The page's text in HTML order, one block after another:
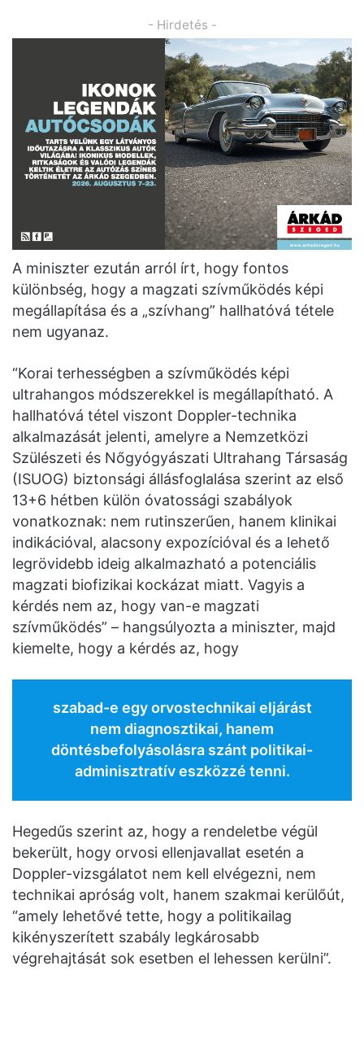
- Hirdetés -
A miniszter ezután arról írt, hogy fontos
különbség, hogy a magzati szívműködés képi
megállapítása és a „szívhang” hallhatóvá tétele
nem ugyanaz.
“Korai terhességben a szívműködés képi
ultrahangos módszerekkel is megállapítható. A
hallhatóvá tétel viszont Doppler-technika
alkalmazását jelenti, amelyre a Nemzetközi
Szülészeti és Nőgyógyászati Ultrahang Társaság
(ISUOG) biztonsági állásfoglalása szerint az első
13+6 hétben külön óvatossági szabályok
vonatkoznak: nem rutinszerűen, hanem klinikai
indikációval, alacsony expozícióval és a lehető
legrövidebb ideig alkalmazható a potenciális
magzati biofizikai kockázat miatt. Vagyis a
kérdés nem az, hogy van-e magzati
szívműködés” – hangsúlyozta a miniszter, majd
kiemelte, hogy a kérdés az, hogy
szabad-e egy orvostechnikai eljárást
nem diagnosztikai, hanem
döntésbefolyásolásra szánt politikai-
adminisztratív eszközzé tenni.
Hegedűs szerint az, hogy a rendeletbe végül
bekerült, hogy orvosi ellenjavallat esetén a
Doppler-vizsgálatot nem kell elvégezni, nem
technikai apróság volt, hanem szakmai kerülőút,
“amely lehetővé tette, hogy a politikailag
kikényszerített szabály legkárosabb
végrehajtását sok esetben el lehessen kerülni”.